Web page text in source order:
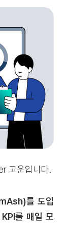
고운입니다.
를 도입
를 매일 모